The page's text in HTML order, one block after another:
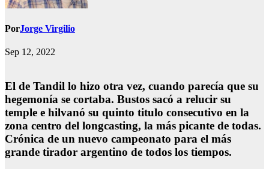
PorJorge Virgilio
Sep 12, 2022
El de Tandil lo hizo otra vez, cuando parecía que su
hegemonía se cortaba. Bustos sacó a relucir su
temple e hilvanó su quinto titulo consecutivo en la
zona centro del longcasting, la más picante de todas.
Crónica de un nuevo campeonato para el más
grande tirador argentino de todos los tiempos.